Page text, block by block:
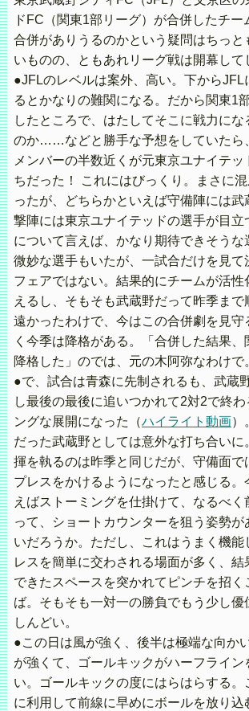
ドFC（関東1部リーグ）が合併したチー
合併がありうるのかという疑問はちっと
いものの、ともあれリーグ戦は開幕して
●JFLのレベルは案外、高い。下からJFL
るとかなりの難関になる。だから関東1
したところで、はたしてそこに戦力にな
のか……などと勝手な予想をしていたら
メンバーの半数近くが元東京ユナイテッ
ちだった！ これにはびっくり。まさに
ったが、どちらかといえば守備陣には武
撃陣には東京ユナイテッドの選手が目立
について言えば、かなり期待できそうな
微妙な選手もいたが、一試合だけを見て
フェアではない。結果的にチームが活性
えるし、そもそも武蔵野だって昨季まで
遠かったわけで、今はこの合併劇を見守
く今季は降格がある。「合併した結果、
降格した」のでは、元の木阿弥なわけで
●で、試合は青森に先制されるも、武蔵
し最後の最後に追いつかれて2対2で終わ
ングな展開になった（ハイライト動画）
だった武蔵野としては意外な打ち合いに
揮を執るのは昨季と同じだが、守備面で
プレスをかけるようになったと感じる。
えばストーミングを仕掛けて、なるべく
って、ショートカウンターを狙う姿勢が
いだろうか。ただし、これはうまく機能
レスを簡単に交わされる場面が多く、結
できたスペースを突かれてピンチを招く
ば。そもそも一対一の勝負でもう少し優
しんどい。
●この日は風が強く、後半は極端な向か
が強くて、ゴールキックがハーフライン
い。ゴールキックの度にはらはらする。
に利用して前線に早めにボールを放り込